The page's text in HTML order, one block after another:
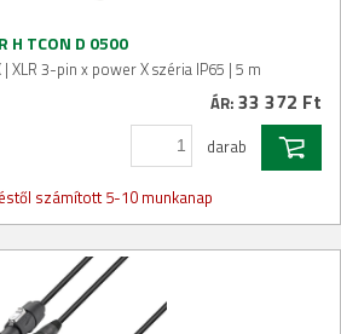
H TCON D 0500
XLR 3-pin x power X széria IP65 | 5 m
ÁR: 33 372 Ft
darab
számított 5-10 munkanap